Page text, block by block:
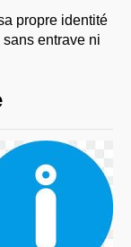
propre identité
entrave ni